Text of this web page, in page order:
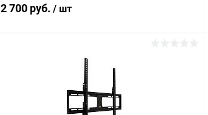
2 700 руб. / шт
В корзину